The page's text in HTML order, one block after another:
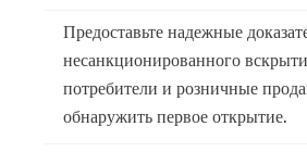
вопросы
Предоставьте надежные
несанкционированного
потребители и розничные
обнаружить первое открытие.